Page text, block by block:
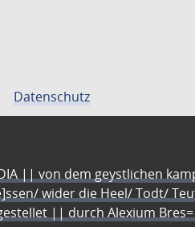
Datenschutz
|| von dem geystlichen
wider die Heel/ Todt/
|| durch Alexium